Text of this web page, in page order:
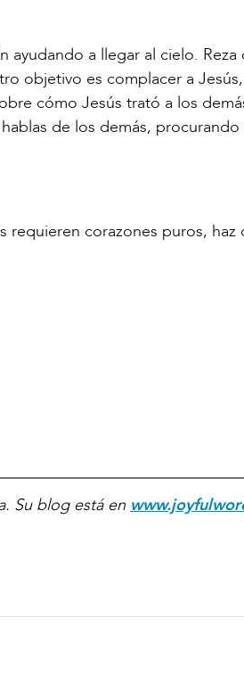
ayudando a llegar al cielo. Reza
objetivo es complacer a
cómo Jesús trató a los
de los demás, procurando
requieren corazones puros, haz
Su blog está en